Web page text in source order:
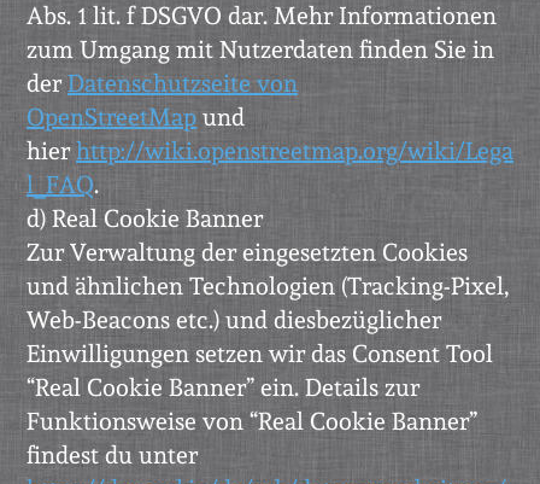
Abs. 1 lit. f DSGVO dar. Mehr Informationen
zum Umgang mit Nutzerdaten finden Sie in
derDatenschutzseite von
OpenStreetMap und
hierhttp://wiki.openstreetmap.org/wiki/Lega
l_FAQ.
d) Real Cookie Banner
Zur Verwaltung der eingesetzten Cookies
und ähnlichen Technologien (Tracking-Pixel,
Web-Beacons etc.) und diesbezüglicher
Einwilligungen setzen wir das Consent Tool
“Real Cookie Banner” ein. Details zur
Funktionsweise von “Real Cookie Banner”
findest du unter